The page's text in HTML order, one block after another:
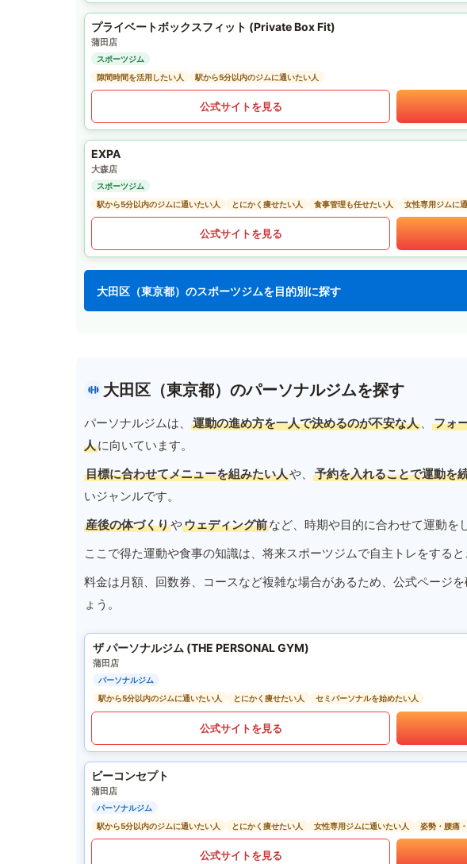
プライベートボックスフィット (Private Box Fit)
蒲田店
スポーツジム
隙間時間を活用したい人
駅から5分以内のジムに通いたい人
公式サイトを見る
EXPA
大森店
スポーツジム
駅から5分以内のジムに通いたい人
とにかく痩せたい人 食事管理も任せたい人 女性専用ジムに
公式サイトを見る
大田区（東京都）のスポーツジムを目的別に探す
大田区（東京都）のパーソナルジムを探す
パーソナルジムは、 運動の進め方を一人で決めるのが不安な人 、
フォ
人に向いています。
目標に合わせてメニューを組みたい人や、 予約を入れることで運動を
いジャンルです。
産後の体づくりやウェディング前など、時期や目的に合わせて運動を
ここで得た運動や食事の知識は、将来スポーツジムで自主トレをすると
料金は月額、回数券、コースなど複雑な場合があるため、公式ページ
ょう。
ザ パーソナルジム (THE PERSONAL GYM)
蒲田店
パーソナルジム
駅から5分以内のジムに通いたい人
とにかく痩せたい人 セミパーソナルを始めたい人
公式サイトを見る
ビーコンセプト
蒲田店
パーソナルジム
駅から5分以内のジムに通いたい人
とにかく痩せたい人 女性専用ジムに通いたい人 姿勢・腰痛
公式サイトを見る